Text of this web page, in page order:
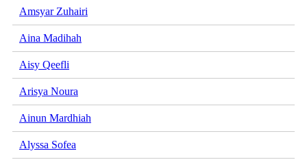
Amsyar Zuhairi
Aina Madihah
Aisy Qeefli
Arisya Noura
Ainun Mardhiah
Alyssa Sofea